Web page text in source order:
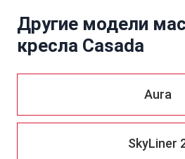
Другие модели
кресла Casada
Aura
SkyLiner